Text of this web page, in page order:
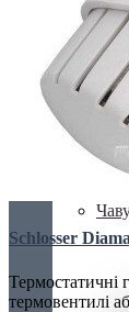
Schlosser
Термостатичні
термовентилі